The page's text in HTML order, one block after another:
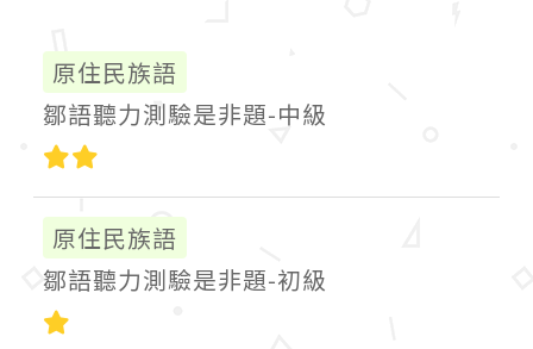
原住民族語
鄒語聽力測驗是非題-中級
原住民族語
鄒語聽力測驗是非題-初級